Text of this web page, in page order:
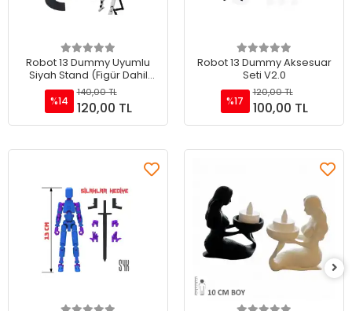
Sepete Ekle
Robot 13 Dummy Uyumlu
Siyah Stand (Figür Dahil
Değildir)
%14
140,00 TL
120,00 TL
Sepete Ekle
Robot 13 Dummy Aksesuar
Seti V2.0
%17
120,00 TL
100,00 TL